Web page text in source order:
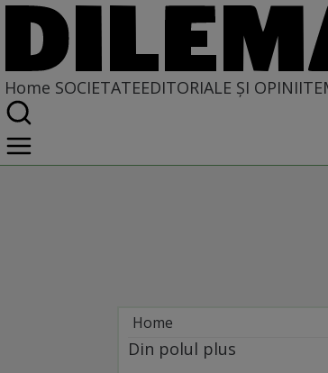
Home SOCIETATEEDITORIALE ȘI OPINII
Home
Societate
DIN POLUL PLUS
Din polul plus